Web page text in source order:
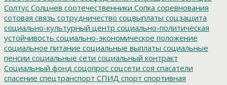
Солтус Солцнев соотечественники Сопка соревнования
сотовая связь сотрудничество соцвыплаты соцзащита
социально-культурный центр социально-политическая
устойчивость социально-экономическое положение
социальное питание социальные выплаты социальные
пенсии социальные сети социальный контракт
Социальный фонд соцопрос соцсети соя спасатели
спасение спецтранспорт СПИД спорт спортивная